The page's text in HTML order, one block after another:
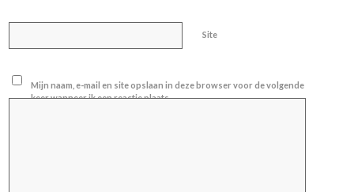
Site
Mijn naam, e-mail en site opslaan in deze browser voor de volgende
keer wanneer ik een reactie plaats.